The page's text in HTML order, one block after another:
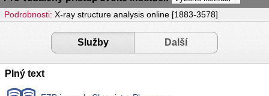
Podrobnosti: X-ray structure analysis online [1883-3578]
Služby Další
Plný text